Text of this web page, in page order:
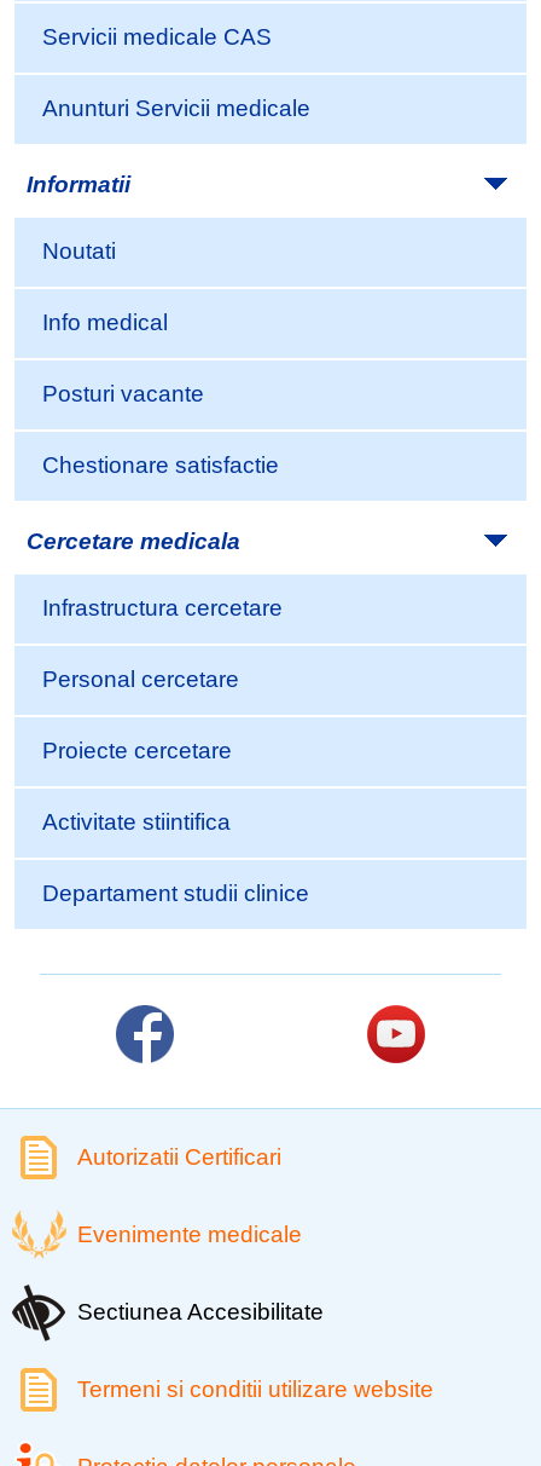
Servicii medicale CAS
Anunturi Servicii medicale
Informatii
Noutati
Info medical
Posturi vacante
Chestionare satisfactie
Cercetare medicala
Infrastructura cercetare
Personal cercetare
Proiecte cercetare
Activitate stiintifica
Departament studii clinice
Autorizatii Certificari
Evenimente medicale
Sectiunea Accesibilitate
Termeni si conditii utilizare website